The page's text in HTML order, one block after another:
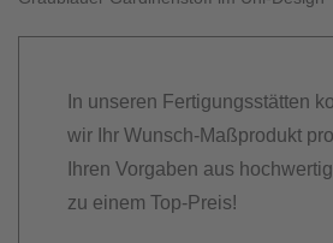
In unseren Fertigungsstätten
wir Ihr Wunsch-Maßprodukt
Ihren Vorgaben aus
zu einem Top-Preis!